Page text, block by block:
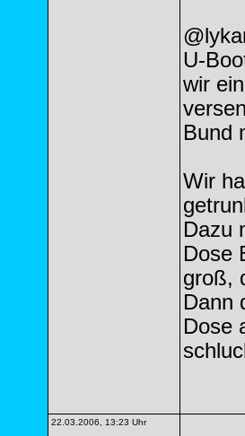
U-
wir
Bund
Wir
Dazu
Dose
groß,
Dann
Dose
22.03.2006, 13:23 Uhr